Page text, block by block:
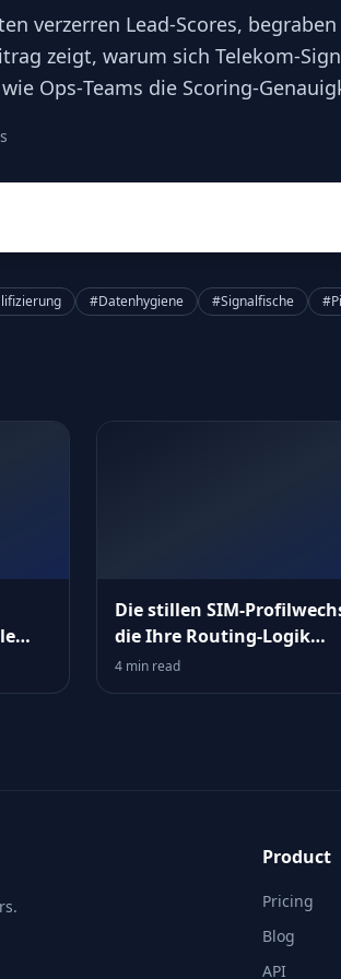
verzerren Lead‑Scores,
zeigt, warum sich
Ops‑Teams die
#Datenhygiene #Signalfische
Die stillen
die Ihre Routing‑Logik
aushebeln
4 min read
Product
Pricing
Blog
API